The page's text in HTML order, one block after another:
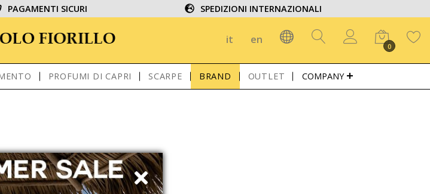
PAGAMENTI SICURI SPEDIZIONI INTERNAZIONALI
it en
0
PROFUMI DI CAPRI SCARPE BRAND OUTLET COMPANY